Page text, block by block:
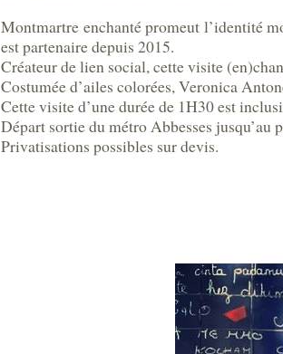
Montmartre enchanté promeut l’identité
est partenaire depuis 2015.
Créateur de lien social, cette visite
Costumée d’ailes colorées, Veronica
Cette visite d’une durée de 1H30 est
Départ sortie du métro Abbesses jusqu’au
Privatisations possibles sur devis.